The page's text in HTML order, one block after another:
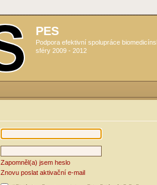
PES
Podpora efektivní spolupráce
sféry 2009 - 2012
Zapomněl(a) jsem heslo
Znovu poslat aktivační e-mail